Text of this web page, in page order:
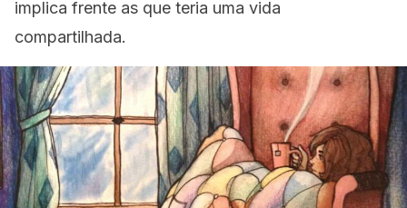
implica frente as que teria uma vida
compartilhada.